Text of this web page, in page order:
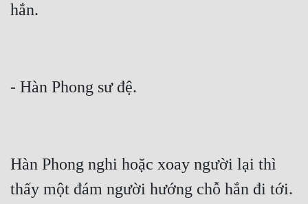
hắn.
- Hàn Phong sư đệ.
Hàn Phong nghi hoặc xoay người lại thì
thấy một đám người hướng chỗ hắn đi tới.